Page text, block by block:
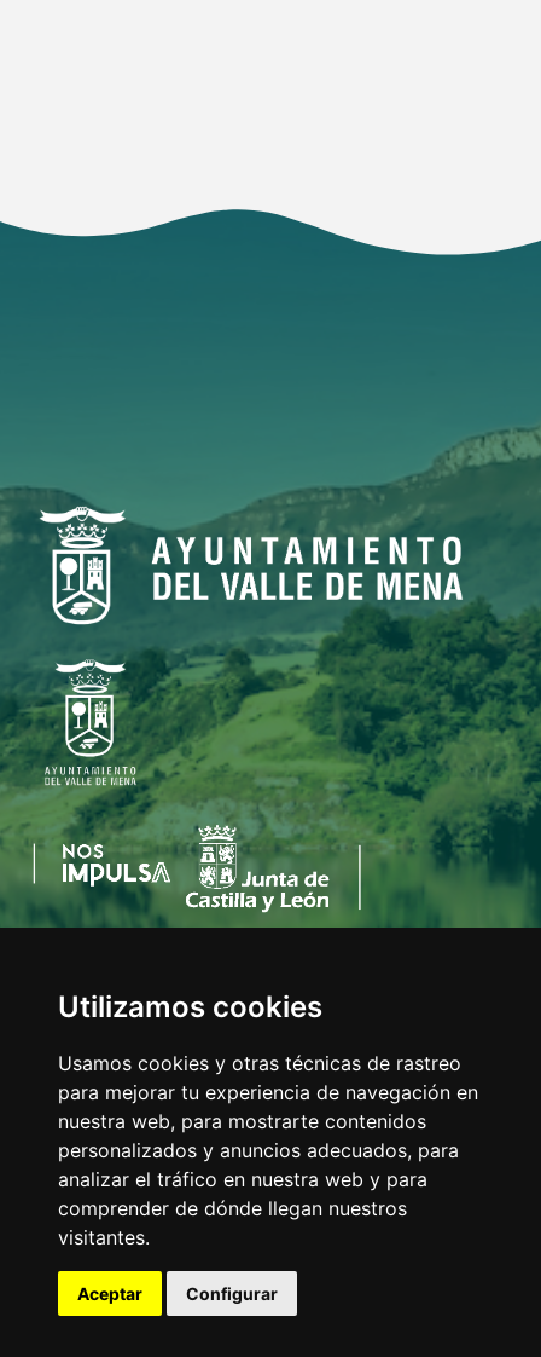
Utilizamos cookies
Usamos cookies y otras técnicas de rastreo
para mejorar tu experiencia de navegación en
nuestra web, para mostrarte contenidos
personalizados y anuncios adecuados, para
analizar el tráfico en nuestra web y para
comprender de dónde llegan nuestros
visitantes.
Aceptar Configurar
C/Eladio Bustamante, 1
Tfno:947 126 211
E-mail:info@valledemena.es
MAPA WEB
POLÍTICA DE COOKIES
ACCESIBILIDAD